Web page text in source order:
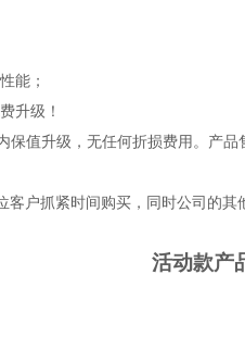
能；
升级！
保值升级，无任何折损费用。产品
客户抓紧时间购买，同时公司的
活动款产